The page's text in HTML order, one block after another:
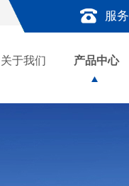
服
关于我们 产品中心